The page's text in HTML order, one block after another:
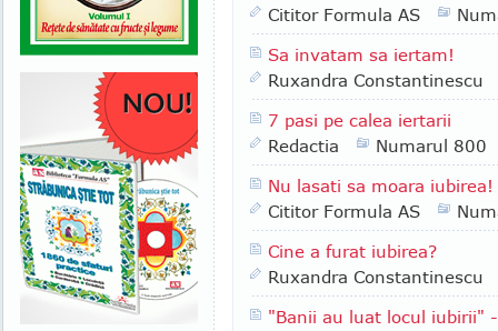
Cititor Formula AS
Sa invatam sa iertam!
Ruxandra Constantinescu
7 pasi pe calea iertarii
Redactia
Numarul 800
Nu lasati sa moara
Cititor Formula AS
Cine a furat iubirea?
Ruxandra Constantinescu
"Banii au luat locul iubirii" -